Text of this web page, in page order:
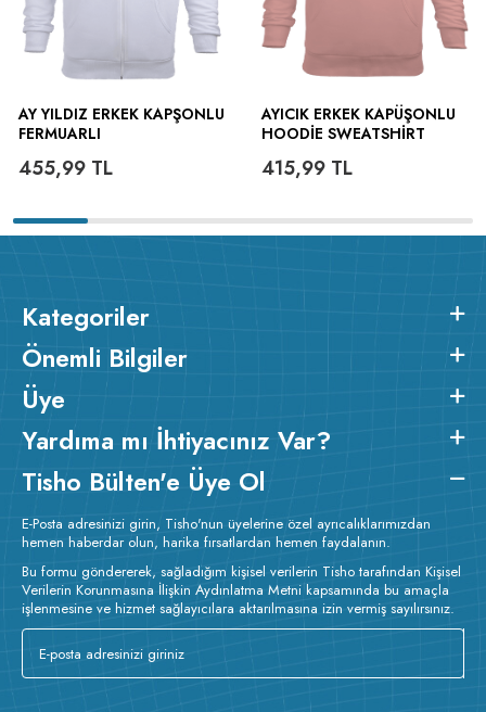
AY YILDIZ ERKEK KAPŞONLU
FERMUARLI
455,99 TL
AYICIK ERKEK KAPÜŞONLU
HOODIE SWEATSHIRT
415,99TL
Kategoriler
Önemli Bilgiler
Üye
Yardıma mı İhtiyacınız Var?
Tisho Bülten'e Üye Ol
E-Posta adresinizi girin, Tisho'nun üyelerine özel ayrıcalıklarımızdan
hemen haberdar olun, harika fırsatlardan hemen faydalanın.
Bu formu göndererek, sağladığım kişisel verilerin Tisho tarafından Kişisel
Verilerin Korunmasına İlişkin Aydınlatma Metni kapsamında bu amaçla
işlenmesine ve hizmet sağlayıcılara aktarılmasına izin vermiş sayılırsınız.